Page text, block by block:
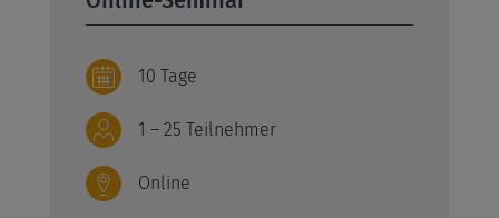
10 Tage
1 – 25 Teilnehmer
Online